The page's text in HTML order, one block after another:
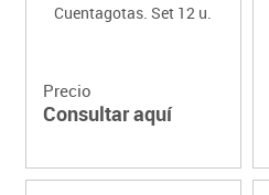
Cuentagotas. Set 12 u.
Precio
Consultar aquí